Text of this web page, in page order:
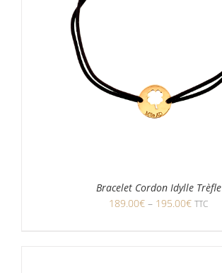
Bracelet Cordon Idylle Trèfle
189.00€ – 195.00€ TTC